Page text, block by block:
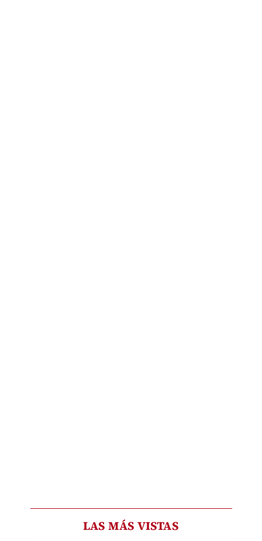
LAS MÁS VISTAS